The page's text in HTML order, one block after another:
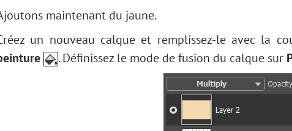
maintenant du jaune.
un nouveau calque et remplissez-le avec la
. Définissez le mode de fusion du calque sur